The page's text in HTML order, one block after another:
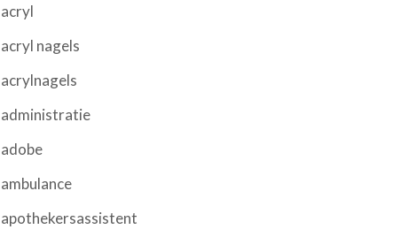
acryl
acryl nagels
acrylnagels
administratie
adobe
ambulance
apothekersassistent